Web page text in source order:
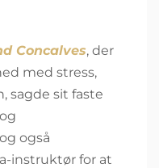
Concalves, der
med stress,
sagde sit faste
også
instruktør for at